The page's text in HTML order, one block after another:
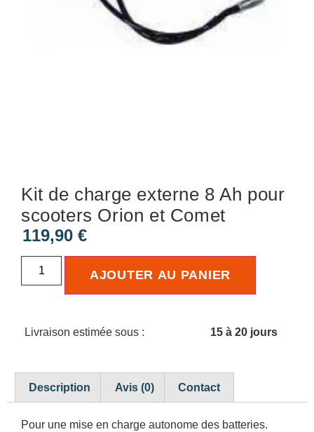
Kit de charge externe 8 Ah pour
scooters Orion et Comet
119,90 €
AJOUTER AU PANIER
Livraison estimée sous : 15 à 20 jours
Description Avis (0) Contact
Pour une mise en charge autonome des batteries.